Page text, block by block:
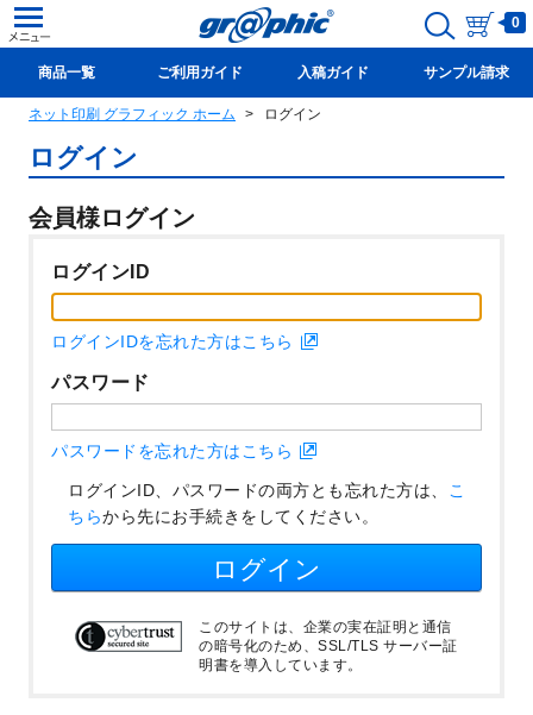
0
商品一覧 ご利用ガイド 入稿ガイド サンプル請求
新規会員登録(無料)
ネット印刷 グラフィック ホーム ログイン
ログイン
会員様ログイン
ログインID
ログインIDを忘れた方はこちら
パスワード
パスワードを忘れた方はこちら
ログインID、パスワードの両方とも忘れた方は、 こ
ちらから先にお手続きをしてください。
ログイン
このサイトは、企業の実在証明と通信
の暗号化のため、SSL/TLS サーバー証
明書を導入しています。